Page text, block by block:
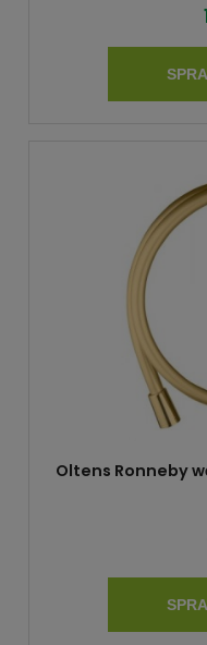
Oltens Ronneby